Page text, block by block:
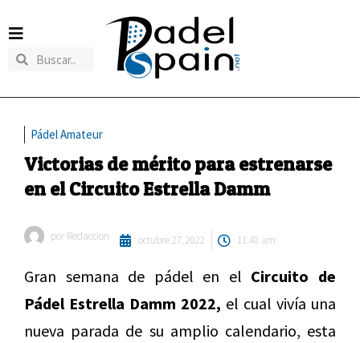
Pádel Amateur
Victorias de mérito para estrenarse
en el Circuito Estrella Damm
por Redaccion octubre 27, 2022 11:40 am
Gran semana de pádel en el Circuito de
Pádel Estrella Damm 2022, el cual vivía una
nueva parada de su amplio calendario, esta